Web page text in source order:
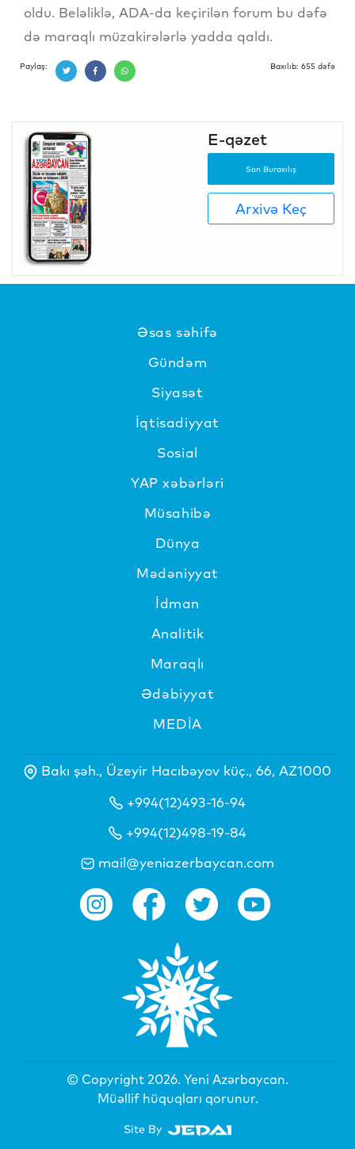
oldu. Beləliklə, ADA-da keçirilən forum bu dəfə
də maraqlı müzakirələrlə yadda qaldı.
Paylaş: Baxılıb: 655 dəfə
E-qəzet
Son Buraxılış
Arxivə Keç
Əsas səhifə
Gündəm
Siyasət
İqtisadiyyat
Sosial
YAP xəbərləri
Müsahibə
Dünya
Mədəniyyat
İdman
Analitik
Maraqlı
Ədəbiyyat
MEDİA
Bakı şəh., Üzeyir Hacıbəyov küç., 66, AZ1000
+994(12)493-16-94
+994(12)498-19-84
mail@yeniazerbaycan.com
© Copyright 2026. Yeni Azərbaycan.
Müəllif hüquqları qorunur.
Site By